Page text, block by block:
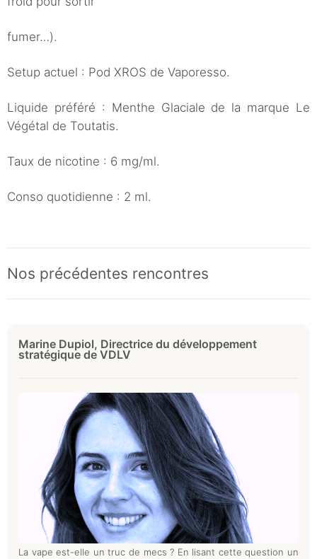
fumer…).
Setup actuel : Pod XROS de Vaporesso.
Liquide préféré : Menthe Glaciale de la marque Le
Végétal de Toutatis.
Taux de nicotine : 6 mg/ml.
Conso quotidienne : 2 ml.
Nos précédentes rencontres
Marine Dupiol, Directrice du développement
stratégique de VDLV
La vape est-elle un truc de mecs ? En lisant cette question un